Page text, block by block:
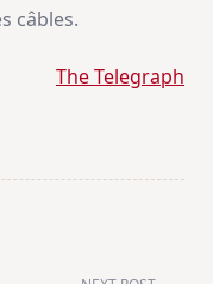
câbles.
The Telegraph